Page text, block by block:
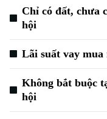
Xu hướng
Chỉ có đất, chưa
hội
Lãi suất vay mua
Không bắt buộc
hội